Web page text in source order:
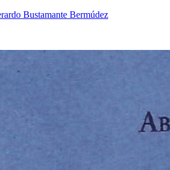
Bustamante Bermúdez